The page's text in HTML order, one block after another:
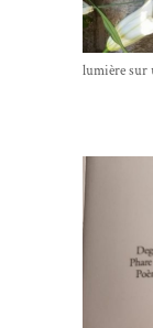
lumière sur